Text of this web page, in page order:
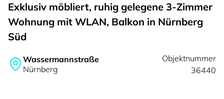
Exklusiv möbliert, ruhig gelegene 3-Zimmer
Wohnung mit WLAN, Balkon in Nürnberg
Süd
Wassermannstraße
Nürnberg
Objektnummer
36440